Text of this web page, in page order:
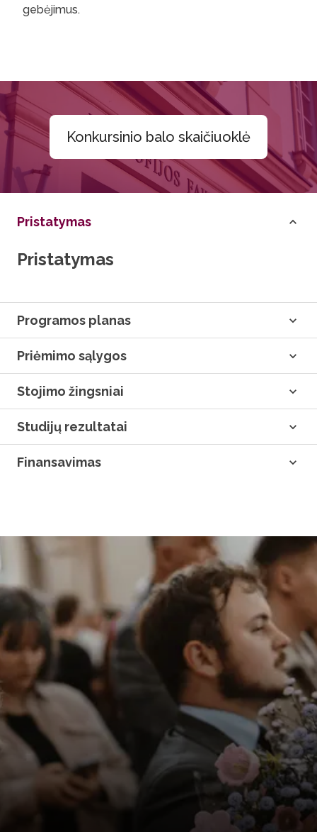
gebėjimus.
Konkursinio balo skaičiuoklė
Pristatymas
Pristatymas
Programos planas
Priėmimo sąlygos
Stojimo žingsniai
Studijų rezultatai
Finansavimas